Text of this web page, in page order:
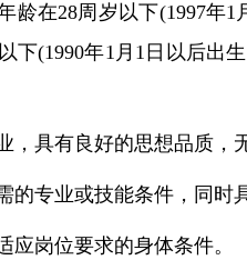
龄在28周岁以下(1997年
下(1990年1月1日以后出
，具有良好的思想品质，
的专业或技能条件，同
应岗位要求的身体条件。